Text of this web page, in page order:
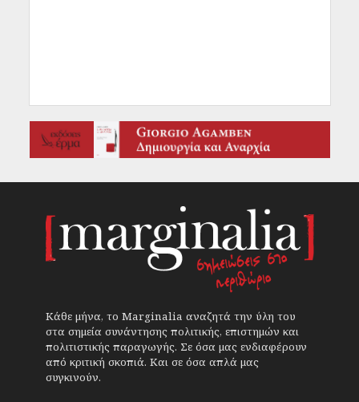
Κάθε μήνα, το Marginalia αναζητά την ύλη του
στα σημεία συνάντησης πολιτικής, επιστημών και
πολιτιστικής παραγωγής. Σε όσα μας ενδιαφέρουν
από κριτική σκοπιά. Και σε όσα απλά μας
συγκινούν.